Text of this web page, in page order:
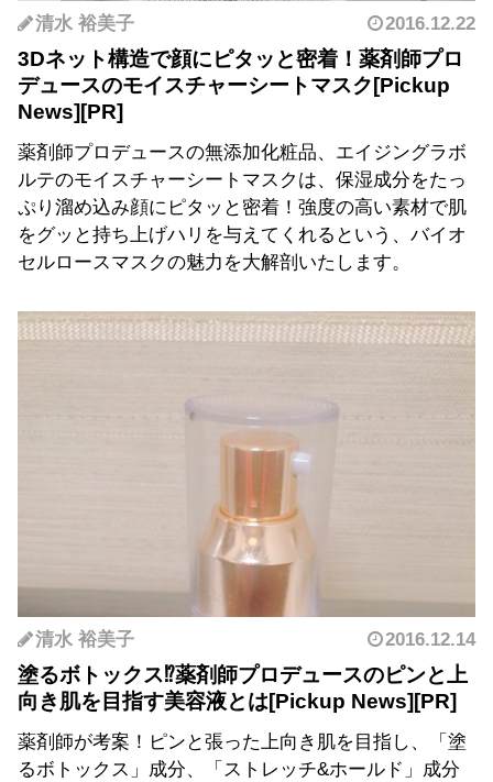
清水 裕美子 2016.12.22
3Dネット構造で顔にピタッと密着！薬剤師プロ
デュースのモイスチャーシートマスク
薬剤師プロデュースの無添加化粧品、エイジングラボ
ルテのモイスチャーシートマスクは、保湿成分をたっ
ぷり溜め込み顔にピタッと密着！強度の高い素材で肌
をグッと持ち上げハリを与えてくれるという、バイオ
セルロースマスクの魅力を大解剖いたします。
清水 裕美子 2016.12.14
塗るボトックス⁉︎薬剤師プロデュースのピンと上
向き肌を目指す美容液とは
薬剤師が考案！ピンと張った上向き肌を目指し、「塗
るボトックス」成分、「ストレッチ&ホールド」成分